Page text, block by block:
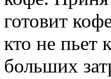
готовит
кто не пьет
больших